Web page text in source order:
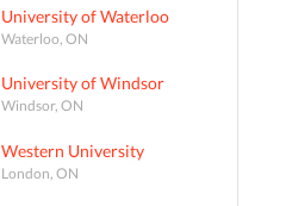
University of Waterloo
Waterloo, ON
University of Windsor
Windsor, ON
Western University
London, ON